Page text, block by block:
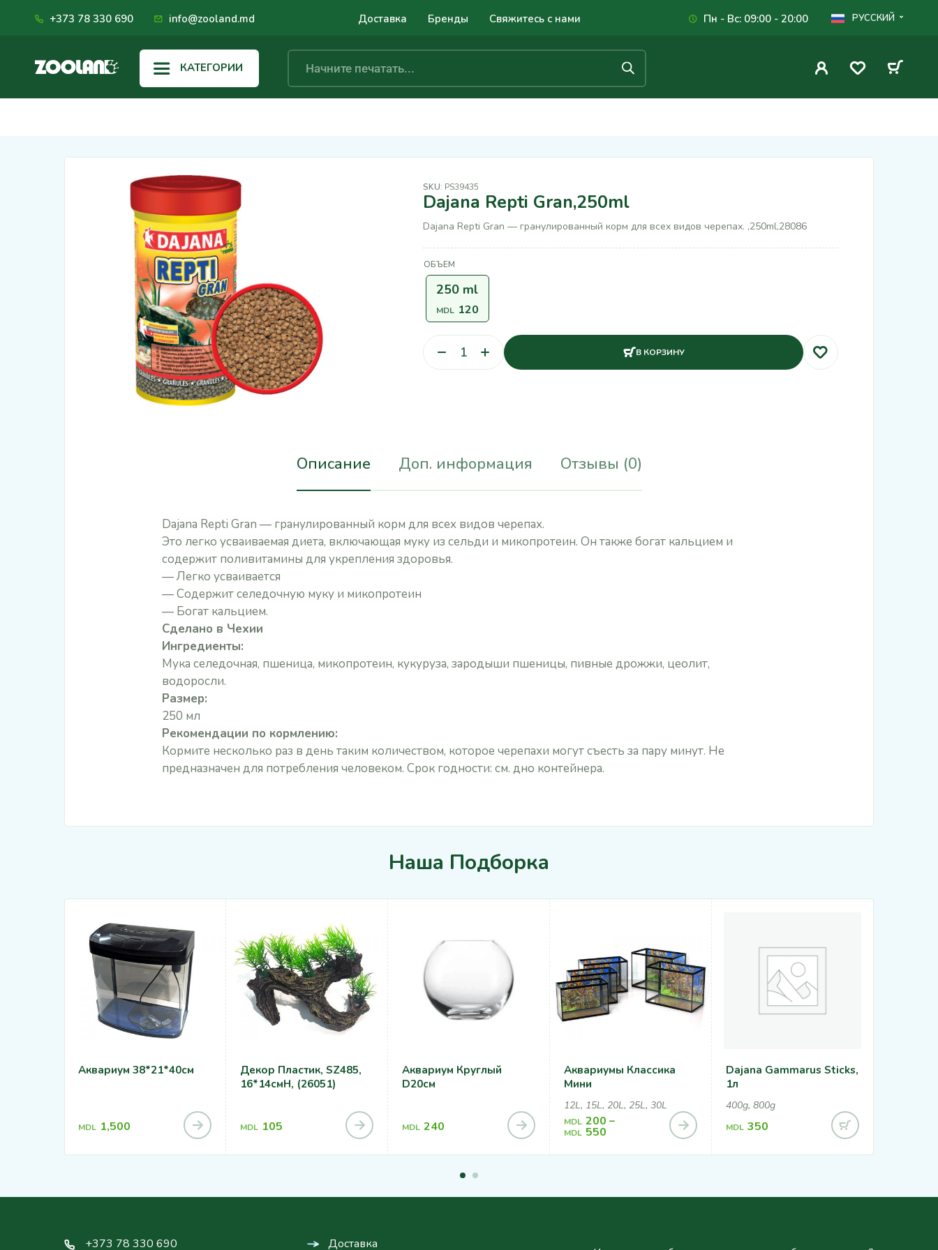
+373 78 330 690 info@zooland.md Доставка Бренды Свяжитесь с нами Пн - Вс: 09:00 - 20:00 РУССКИЙ
КАТЕГОРИИ
SKU: PS39435
Dajana Repti Gran,250ml
Dajana Repti Gran — гранулированный корм для всех видов черепах. ,250ml,28086
ОБЪЕМ
250 ml
MDL 120
В КОРЗИНУ
Описание Доп. информация Отзывы (0)
Dajana Repti Gran — гранулированный корм для всех видов черепах.
Это легко усваиваемая диета, включающая муку из сельди и микопротеин. Он также богат кальцием и
содержит поливитамины для укрепления здоровья.
— Легко усваивается
— Содержит селедочную муку и микопротеин
— Богат кальцием.
Сделано в Чехии
Ингредиенты:
Мука селедочная, пшеница, микопротеин, кукуруза, зародыши пшеницы, пивные дрожжи, цеолит,
водоросли.
Размер:
250 мл
Рекомендации по кормлению:
Кормите несколько раз в день таким количеством, которое черепахи могут съесть за пару минут. Не
предназначен для потребления человеком. Срок годности: см. дно контейнера.
Наша Подборка
Аквариум 38*21*40см
MDL 1,500
Декор Пластик, SZ485,
16*14смH, (26051)
MDL 105
Аквариум Круглый
D20см
MDL 240
Аквариумы Классика
Мини
12L, 15L, 20L, 25L, 30L
MDL 200 –
MDL 550
Dajana Gammarus Sticks,
1л
400g, 800g
MDL 350
+373 78 330 690 Доставка